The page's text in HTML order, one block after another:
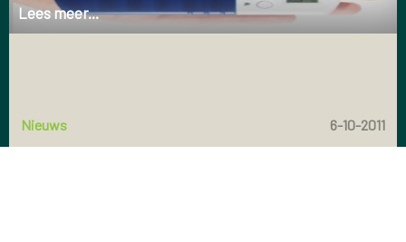
Trage bewegingen;
Later stadium
Lees meer...
Nieuws 6-10-2011